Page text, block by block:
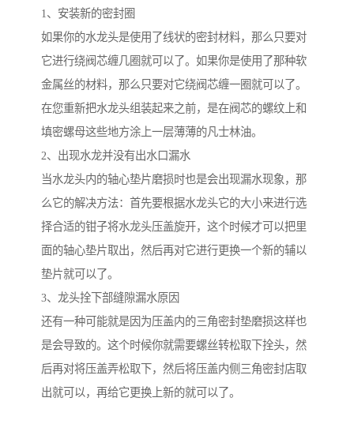
1、安装新的密封圈
如果你的水龙头是使用了线状的密封材料，那么只要对
它进行绕阀芯缠几圈就可以了。如果你是使用了那种软
金属丝的材料，那么只要对它绕阀芯缠一圈就可以了。
在您重新把水龙头组装起来之前，是在阀芯的螺纹上和
填密螺母这些地方涂上一层薄薄的凡士林油。
2、出现水龙并没有出水口漏水
当水龙头内的轴心垫片磨损时也是会出现漏水现象，那
么它的解决方法：首先要根据水龙头它的大小来进行选
择合适的钳子将水龙头压盖旋开，这个时候才可以把里
面的轴心垫片取出，然后再对它进行更换一个新的辅以
垫片就可以了。
3、龙头拴下部缝隙漏水原因
还有一种可能就是因为压盖内的三角密封垫磨损这样也
是会导致的。这个时候你就需要螺丝转松取下拴头，然
后再对将压盖弄松取下，然后将压盖内侧三角密封店取
出就可以，再给它更换上新的就可以了。